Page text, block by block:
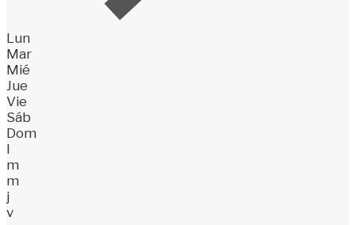
Lun
Mar
Mié
Jue
Vie
Sáb
Dom
l
m
m
j
v